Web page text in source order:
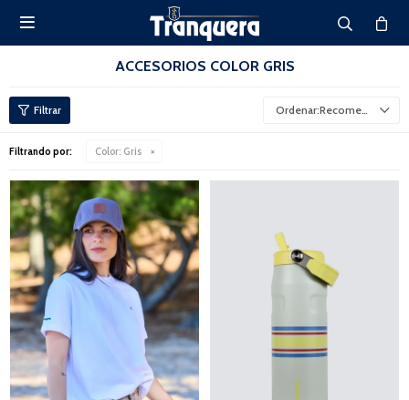

ACCESORIOS COLOR GRIS
Recomendados
Filtrando por: Color: Gris